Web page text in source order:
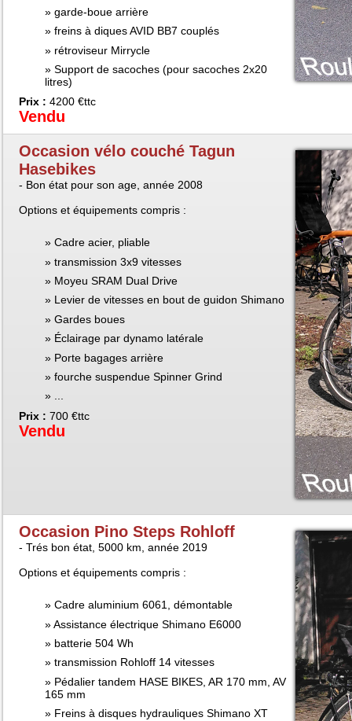
garde-boue arrière
freins à diques AVID BB7 couplés
rétroviseur Mirrycle
Support de sacoches (pour sacoches 2x20
litres)
Prix : 4200 €ttc
Vendu
Occasion vélo couché Tagun
Hasebikes
- Bon état pour son age, année 2008
Options et équipements compris :
Cadre acier, pliable
transmission 3x9 vitesses
Moyeu SRAM Dual Drive
Levier de vitesses en bout de guidon Shimano
Gardes boues
Éclairage par dynamo latérale
Porte bagages arrière
fourche suspendue Spinner Grind
...
Prix : 700 €ttc
Vendu
Occasion Pino Steps Rohloff
- Trés bon état, 5000 km, année 2019
Options et équipements compris :
Cadre aluminium 6061, démontable
Assistance électrique Shimano E6000
batterie 504 Wh
transmission Rohloff 14 vitesses
Pédalier tandem HASE BIKES, AR 170 mm, AV
165 mm
Freins à disques hydrauliques Shimano XT